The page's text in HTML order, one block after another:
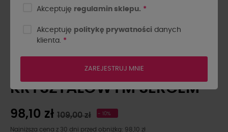
NIEBIESKA Z
KRYSZTAŁOWYM SERCEM
98,10 zł 109,00 zł - 10%
Najniższa cena z 30 dni przed obniżką: 98,10 zł
Akceptuję regulamin sklepu. *
Akceptuję politykę prywatności danych
klienta. *
ZAREJESTRUJ MNIE